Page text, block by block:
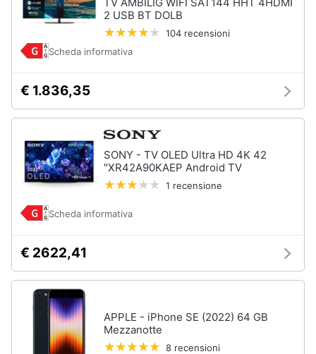
2 USB BT DOLB
104 recensioni
Scheda informativa
€ 1.836,35
SONY - TV OLED Ultra HD 4K 42
"XR42A90KAEP Android TV
1 recensione
Scheda informativa
€ 2622,41
APPLE - iPhone SE (2022) 64 GB
Mezzanotte
8 recensioni